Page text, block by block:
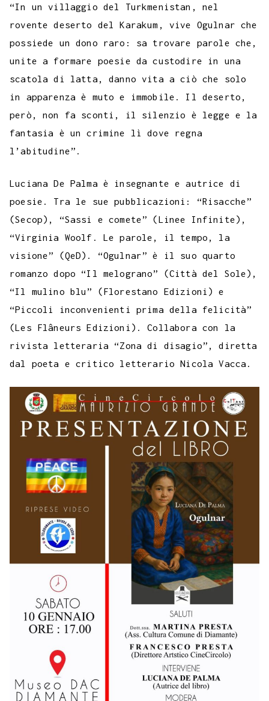
“In un villaggio del Turkmenistan, nel
rovente deserto del Karakum, vive Ogulnar che
possiede un dono raro: sa trovare parole che,
unite a formare poesie da custodire in una
scatola di latta, danno vita a ciò che solo
in apparenza è muto e immobile. Il deserto,
però, non fa sconti, il silenzio è legge e la
fantasia è un crimine lì dove regna
l’abitudine”.
Luciana De Palma è insegnante e autrice di
poesie. Tra le sue pubblicazioni: “Risacche”
(Secop), “Sassi e comete” (Linee Infinite),
“Virginia Woolf. Le parole, il tempo, la
visione” (QeD). “Ogulnar” è il suo quarto
romanzo dopo “Il melograno” (Città del Sole),
“Il mulino blu” (Florestano Edizioni) e
“Piccoli inconvenienti prima della felicità”
(Les Flâneurs Edizioni). Collabora con la
rivista letteraria “Zona di disagio”, diretta
dal poeta e critico letterario Nicola Vacca.